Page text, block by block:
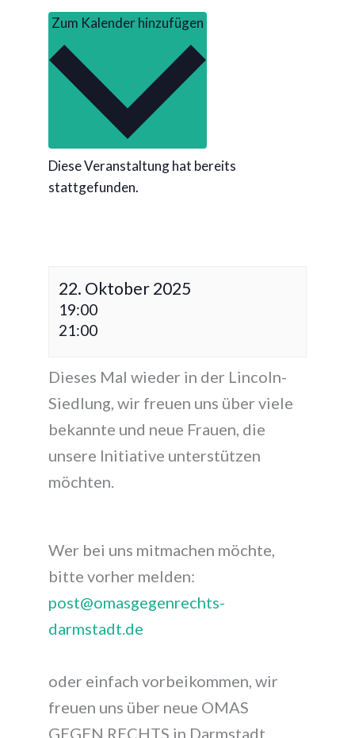
Diese Veranstaltung hat bereits
stattgefunden.
22. Oktober 2025
19:00
21:00
Dieses Mal wieder in der Lincoln-
Siedlung, wir freuen uns über viele
bekannte und neue Frauen, die
unsere Initiative unterstützen
möchten.
Wer bei uns mitmachen möchte,
bitte vorher melden:
post@omasgegenrechts-
darmstadt.de
oder einfach vorbeikommen, wir
freuen uns über neue OMAS
GEGEN RECHTS in Darmstadt